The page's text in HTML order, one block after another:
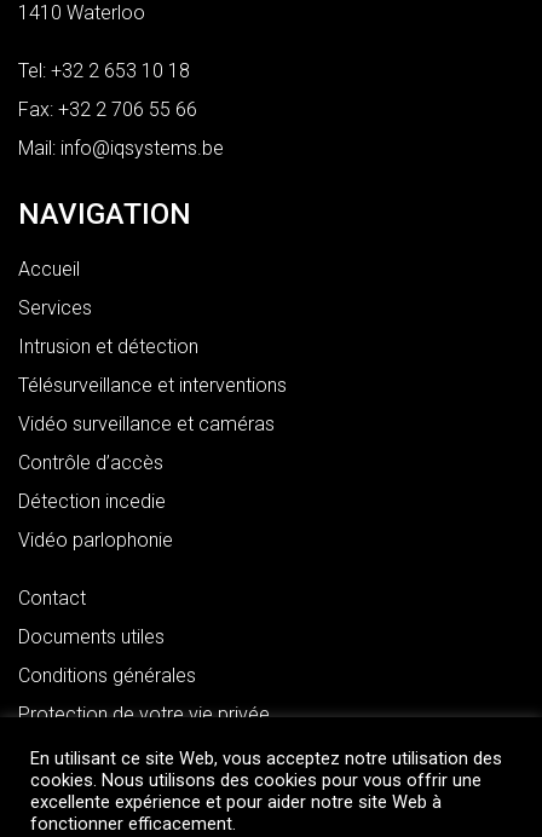
1410 Waterloo
Tel: +32 2 653 10 18
Fax: +32 2 706 55 66
Mail: info@iqsystems.be
NAVIGATION
Accueil
Services
Intrusion et détection
Télésurveillance et interventions
Vidéo surveillance et caméras
Contrôle d’accès
Détection incedie
Vidéo parlophonie
Contact
Documents utiles
Conditions générales
Protection de votre vie privée
En utilisant ce site Web, vous acceptez notre utilisation des
cookies. Nous utilisons des cookies pour vous offrir une
excellente expérience et pour aider notre site Web à
fonctionner efficacement.